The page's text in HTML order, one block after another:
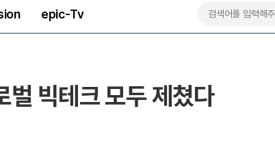
epic-Tv
빅테크 모두 제쳤다